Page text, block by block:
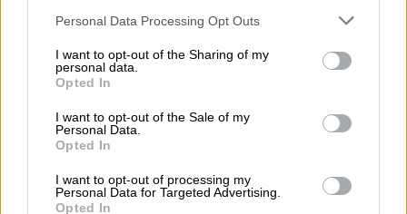
Please note that this website/app uses one or more Google
not limited to your visit or usage behaviour. You may click to
grant or deny consent to Google and its third-party tags to
use your data for below specified purposes in below Google
consent section.
Personal Data Processing Opt Outs
I want to opt-out of the Sharing of my
personal data.
Opted In
I want to opt-out of the Sale of my
Personal Data.
Opted In
I want to opt-out of processing my
Personal Data for Targeted Advertising.
Opted In
konsernin toimitusjohtajana
Finagon ISO 27001 -sertifikaatin uudistus ­­­